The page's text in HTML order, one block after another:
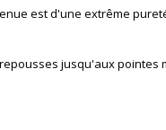
est d'une extrême
jusqu'aux pointes